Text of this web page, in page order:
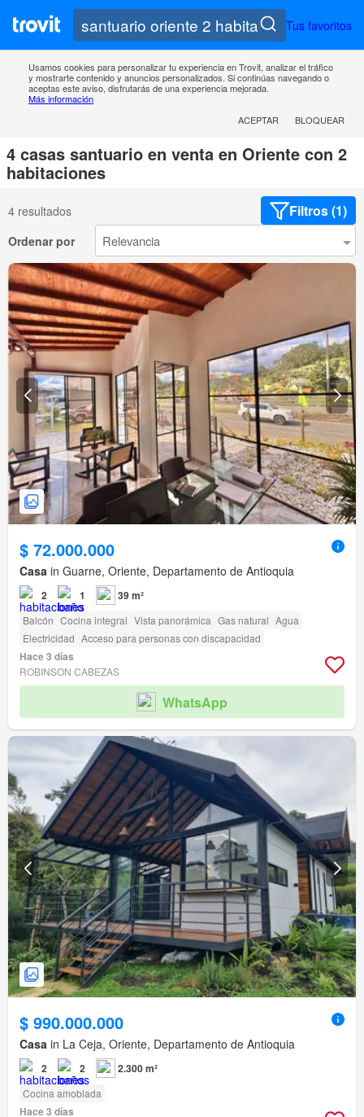
Tus favoritos
Usamos cookies para personalizar tu experiencia en Trovit, analizar el tráfico
y mostrarte contenido y anuncios personalizados. Si continúas navegando o
aceptas este aviso, disfrutarás de una experiencia mejorada.
Más información
ACEPTAR
BLOQUEAR
4 casas santuario en venta en Oriente con 2
habitaciones
4 resultados Filtros (1)
Ordenar por
$ 72.000.000
Casa in Guarne, Oriente, Departamento de Antioquia
2 1 39 m²
Balcón Cocina integral Vista panorámica Gas natural Agua
Electricidad Acceso para personas con discapacidad
Hace 3 días
ROBINSON CABEZAS
WhatsApp
$ 990.000.000
Casa in La Ceja, Oriente, Departamento de Antioquia
2 2 2.300 m²
Cocina amoblada
Hace 3 días